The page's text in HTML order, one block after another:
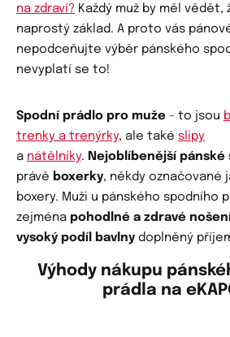
na zdraví? Každý muž by měl vědět,
naprostý základ. A proto vás
nepodceňujte výběr pánského
nevyplatí se to!
Spodní prádlo pro muže - to jsou
trenky a trenýrky, ale také slipy
a nátělníky. Nejoblíbenější pánské
právě boxerky, někdy označované
boxery. Muži u pánského spodního
zejména pohodlné a zdravé
vysoký podíl bavlny doplněný
Výhody nákupu
prádla na